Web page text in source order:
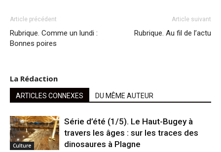
Article précédent
Rubrique. Comme un lundi :
Bonnes poires
Article suivant
Rubrique. Au fil de l’actu
La Rédaction
ARTICLES CONNEXES DU MÊME AUTEUR
Culture
Série d’été (1/5). Le Haut-Bugey à
travers les âges : sur les traces des
dinosaures à Plagne